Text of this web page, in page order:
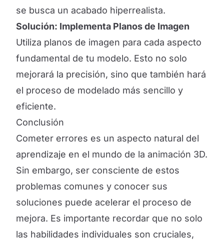
se busca un acabado hiperrealista.
Solución: Implementa Planos de Imagen
Utiliza planos de imagen para cada aspecto
fundamental de tu modelo. Esto no solo
mejorará la precisión, sino que también hará
el proceso de modelado más sencillo y
eficiente.
Conclusión
Cometer errores es un aspecto natural del
aprendizaje en el mundo de la animación 3D.
Sin embargo, ser consciente de estos
problemas comunes y conocer sus
soluciones puede acelerar el proceso de
mejora. Es importante recordar que no solo
las habilidades individuales son cruciales,